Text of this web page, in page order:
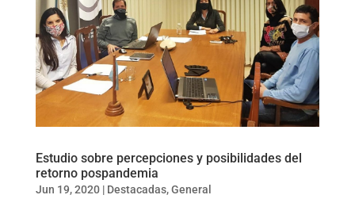
Estudio sobre percepciones y posibilidades del
retorno pospandemia
Jun 19, 2020| Destacadas,General